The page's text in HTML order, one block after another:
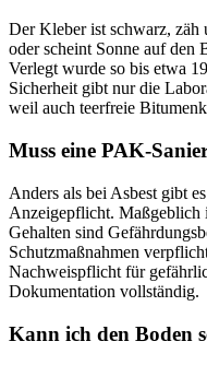
Der Kleber ist schwarz,
oder scheint Sonne auf den
Verlegt wurde so bis etwa
Sicherheit gibt nur die
weil auch teerfreie
Muss eine PAK-
Anders als bei Asbest gibt
Anzeigepflicht. Maßgeblich
Gehalten sind
Schutzmaßnahmen
Nachweispflicht für
Dokumentation vollständig.
Kann ich den Boden